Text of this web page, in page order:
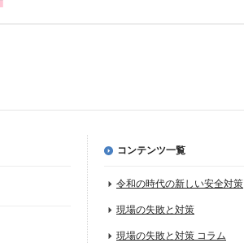
コンテンツ一覧
令和の時代の新しい安全対策
現場の失敗と対策
現場の失敗と対策 コラム